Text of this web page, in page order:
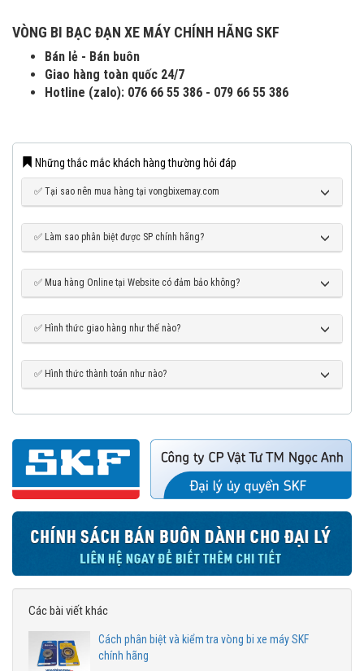
VÒNG BI BẠC ĐẠN XE MÁY CHÍNH HÃNG SKF
Bán lẻ - Bán buôn
Giao hàng toàn quốc 24/7
Hotline (zalo): 076 66 55 386 - 079 66 55 386
Những thắc mắc khách hàng thường hỏi đáp
✅ Tại sao nên mua hàng tại vongbixemay.com
✅ Làm sao phân biệt được SP chính hãng?
✅ Mua hàng Online tại Website có đảm bảo không?
✅ Hình thức giao hàng như thế nào?
✅ Hình thức thành toán như nào?
Các bài viết khác
Cách phân biệt và kiểm tra vòng bi xe máy SKF
chính hãng